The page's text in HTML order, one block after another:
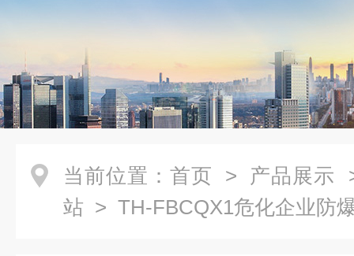
当前位置： 首页 > 产品展示
站 > TH-FBCQX1危化企业防